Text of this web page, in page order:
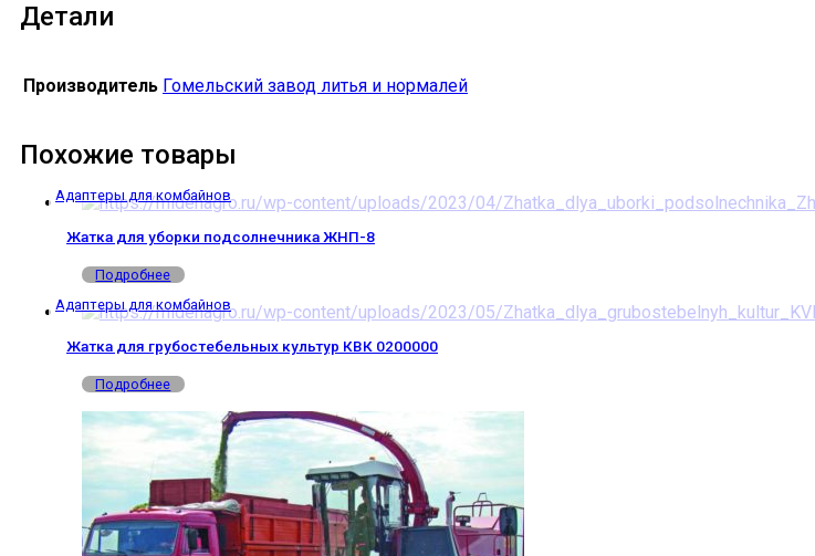
Детали
Производитель Гомельский завод литья и нормалей
Похожие товары
Адаптеры для комбайнов
Жатка для уборки подсолнечника ЖНП-8
Подробнее
Адаптеры для комбайнов
Жатка для грубостебельных культур КВК 0200000
Подробнее